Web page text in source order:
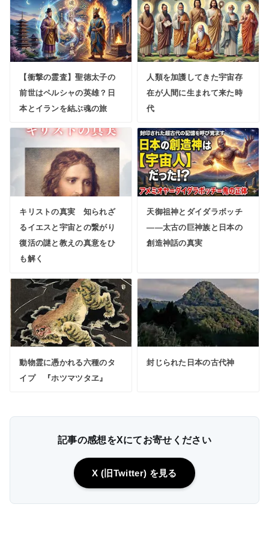
【衝撃の霊査】聖徳太子の
前世はペルシャの英雄？日
本とイランを結ぶ魂の旅
人類を加護してきた宇宙存
在が人間に生まれて来た時
代
キリストの真実 知られざ
るイエスと宇宙との繋がり
復活の謎と教えの真意をひ
も解く
天御祖神とダイダラボッチ
——太古の巨神族と日本の
創造神話の真実
動物霊に憑かれる六種のタ
イプ 『ホツマツタヱ』
封じられた日本の古代神
記事の感想をXにてお寄せください
X (旧Twitter) を見る